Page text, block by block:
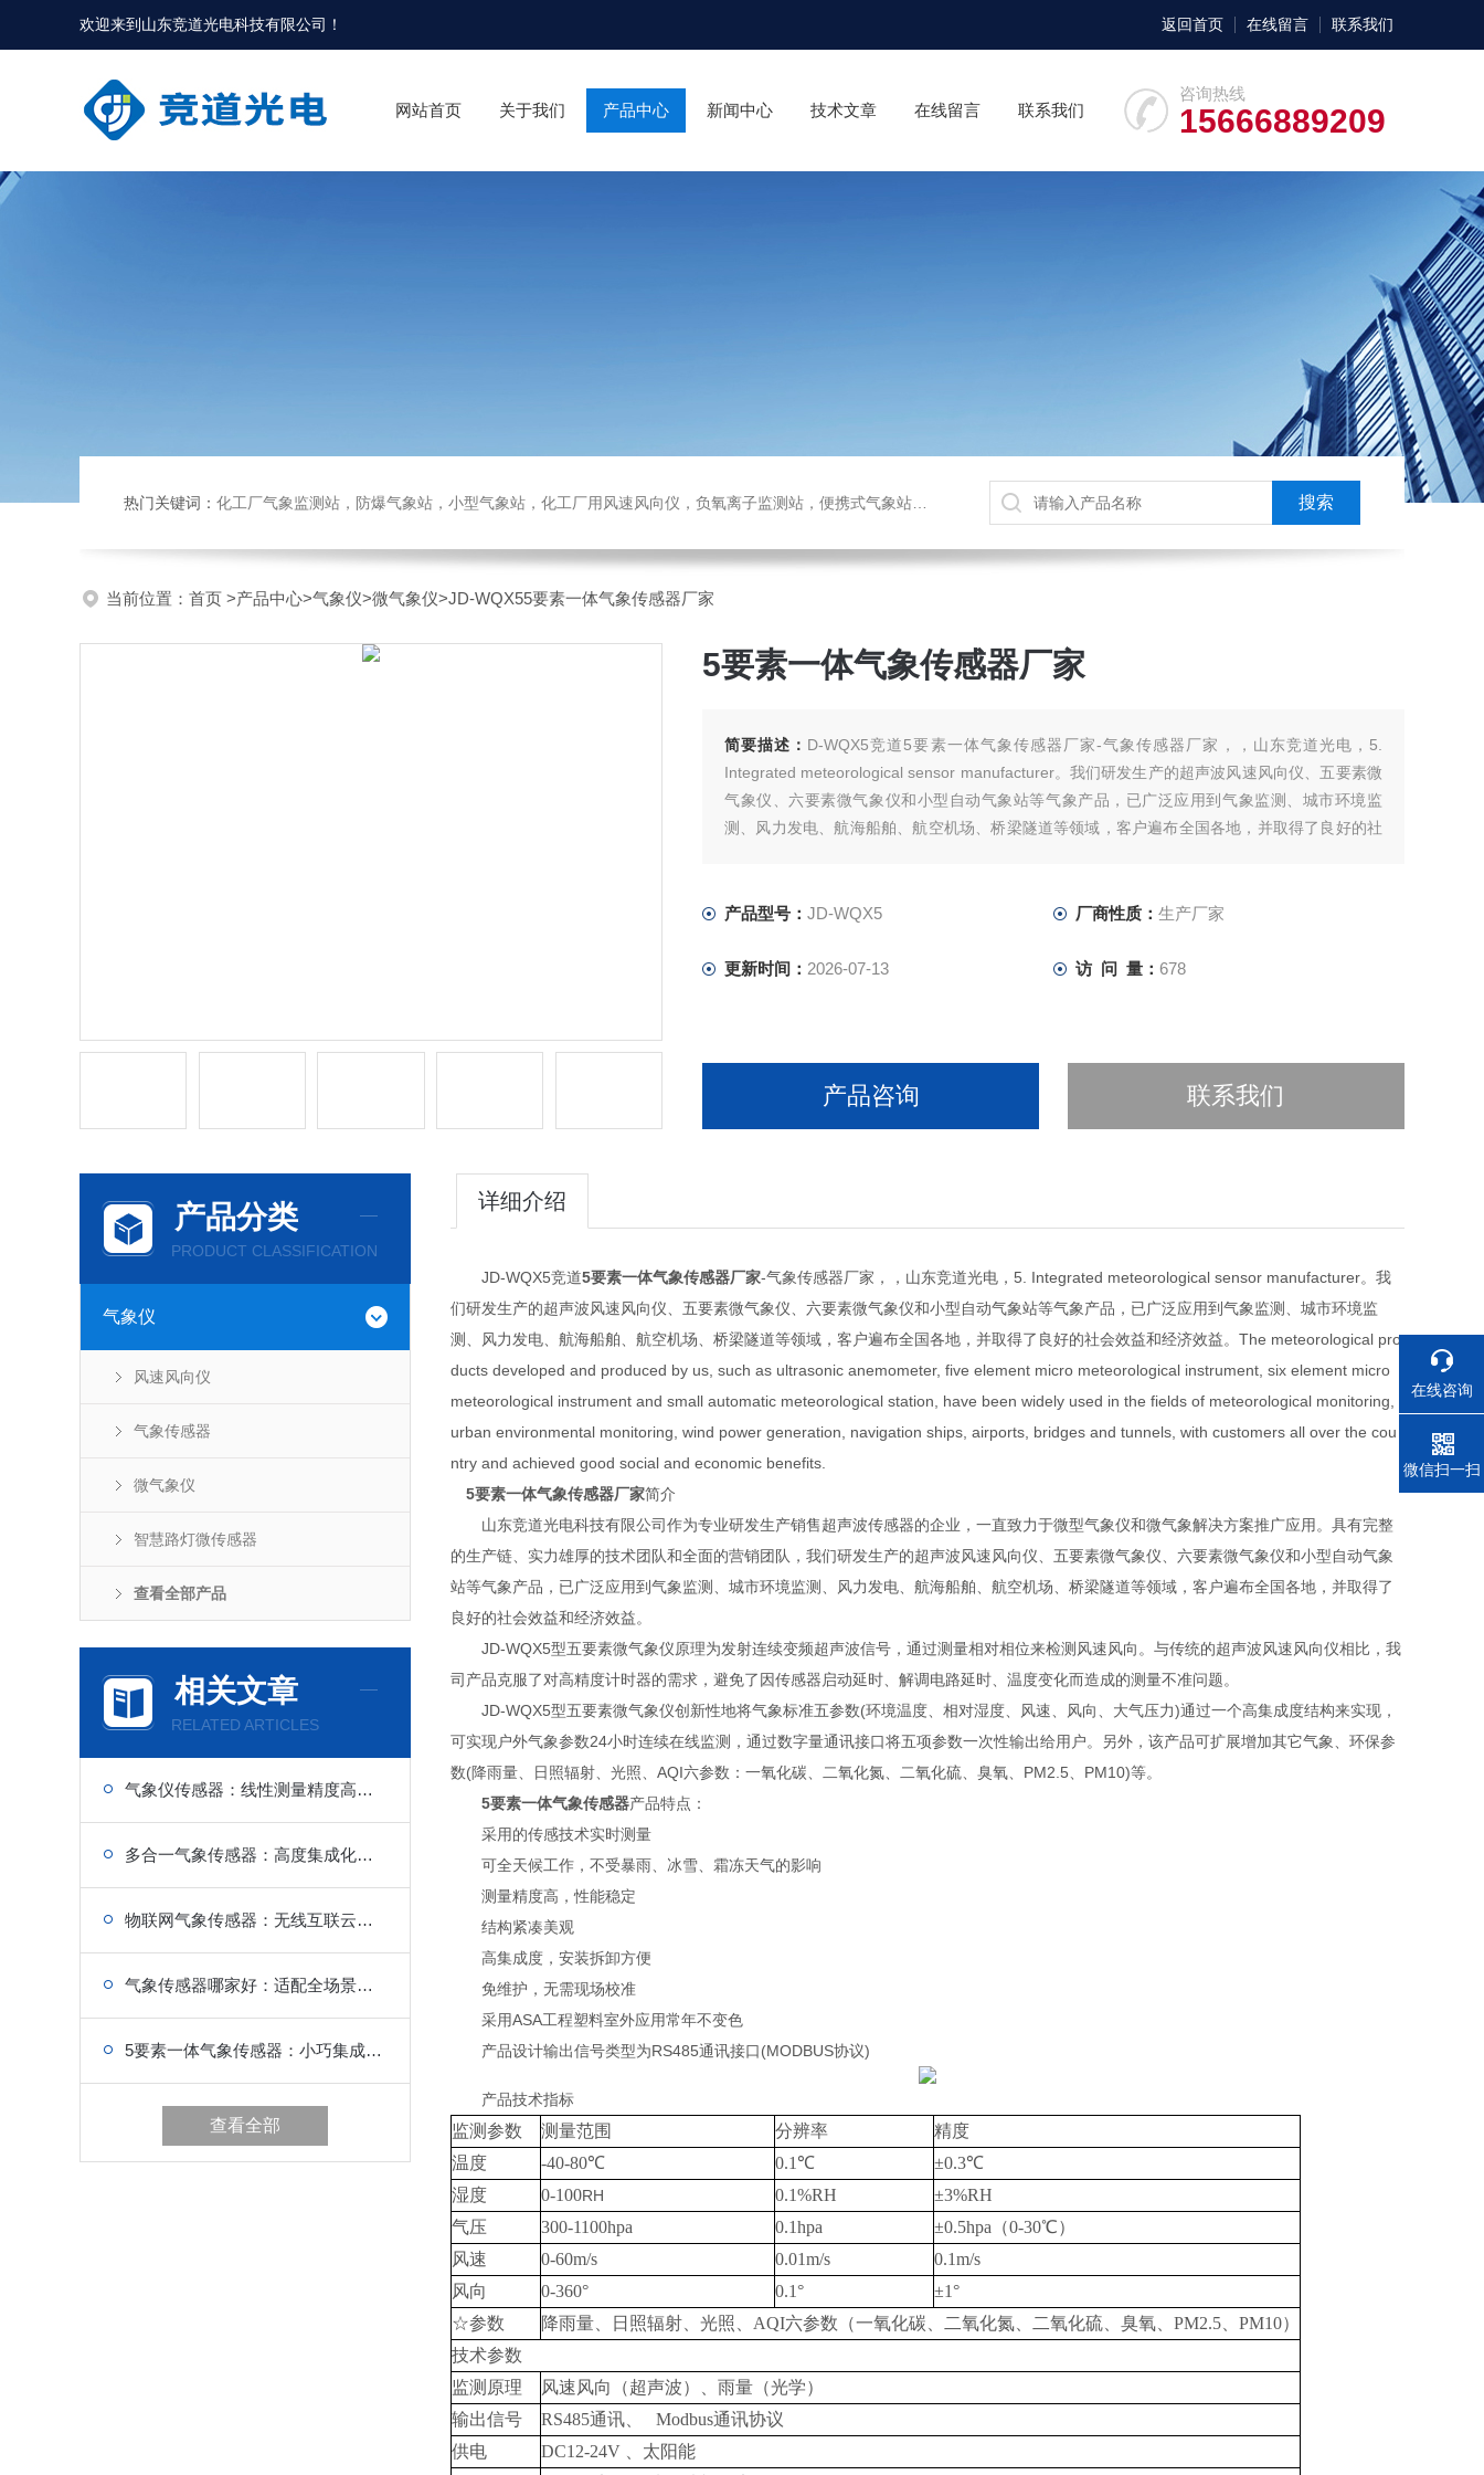
欢迎来到 山东竞道光电科技有限公司 ！ 返回首页 在线留言 联系我们
咨询热线
15666889209
网站首页 关于我们 产品中心 新闻中心 技术文章 在线留言 联系我们
热门关键词： 化工厂气象监测站，防爆气象站，小型气象站，化工厂用风速风向仪，负氧离子监测站，便携式气象站，水位监测站
当前位置： 首页 >产品中心>气象仪>微气象仪>JD-WQX55要素一体气象传感器厂家
5要素一体气象传感器厂家
简要描述： D-WQX5竞道5要素一体气象传感器厂家-气象传感器厂家，，山东竞道光电，5.
Integrated meteorological sensor manufacturer。我们研发生产的超声波风速风向仪、五要素微
气象仪、六要素微气象仪和小型自动气象站等气象产品，已广泛应用到气象监测、城市环境监
测、风力发电、航海船舶、航空机场、桥梁隧道等领域，客户遍布全国各地，并取得了良好的社
产品型号： JD-WQX5 厂商性质： 生产厂家
更新时间： 2026-07-13 访 问 量： 678
产品咨询 联系我们
产品分类
PRODUCT CLASSIFICATION
气象仪
风速风向仪
气象传感器
微气象仪
智慧路灯微传感器
查看全部产品
相关文章
RELATED ARTICLES
气象仪传感器：线性测量精度高，数据误差小可信度高
多合一气象传感器：高度集成化设计，设备精简整洁
物联网气象传感器：无线互联云同步，智能监测不落地
气象传感器哪家好：适配全场景监测，数据采集快人一步
5要素一体气象传感器：小巧集成，五维气象数据全掌控
查看全部
详细介绍
JD-WQX5竞道5要素一体气象传感器厂家-气象传感器厂家，，山东竞道光电，5. Integrated meteorological sensor manufacturer。我
们研发生产的超声波风速风向仪、五要素微气象仪、六要素微气象仪和小型自动气象站等气象产品，已广泛应用到气象监测、城市环境监
测、风力发电、航海船舶、航空机场、桥梁隧道等领域，客户遍布全国各地，并取得了良好的社会效益和经济效益。The meteorological pro
ducts developed and produced by us, such as ultrasonic anemometer, five element micro meteorological instrument, six element micro
meteorological instrument and small automatic meteorological station, have been widely used in the fields of meteorological monitoring,
urban environmental monitoring, wind power generation, navigation ships, airports, bridges and tunnels, with customers all over the cou
ntry and achieved good social and economic benefits.
5要素一体气象传感器厂家简介
山东竞道光电科技有限公司作为专业研发生产销售超声波传感器的企业，一直致力于微型气象仪和微气象解决方案推广应用。具有完整
的生产链、实力雄厚的技术团队和全面的营销团队，我们研发生产的超声波风速风向仪、五要素微气象仪、六要素微气象仪和小型自动气象
站等气象产品，已广泛应用到气象监测、城市环境监测、风力发电、航海船舶、航空机场、桥梁隧道等领域，客户遍布全国各地，并取得了
良好的社会效益和经济效益。
JD-WQX5型五要素微气象仪原理为发射连续变频超声波信号，通过测量相对相位来检测风速风向。与传统的超声波风速风向仪相比，我
司产品克服了对高精度计时器的需求，避免了因传感器启动延时、解调电路延时、温度变化而造成的测量不准问题。
JD-WQX5型五要素微气象仪创新性地将气象标准五参数(环境温度、相对湿度、风速、风向、大气压力)通过一个高集成度结构来实现，
可实现户外气象参数24小时连续在线监测，通过数字量通讯接口将五项参数一次性输出给用户。另外，该产品可扩展增加其它气象、环保参
数(降雨量、日照辐射、光照、AQI六参数：一氧化碳、二氧化氮、二氧化硫、臭氧、PM2.5、PM10)等。
5要素一体气象传感器产品特点：
采用的传感技术实时测量
可全天候工作，不受暴雨、冰雪、霜冻天气的影响
测量精度高，性能稳定
结构紧凑美观
高集成度，安装拆卸方便
免维护，无需现场校准
采用ASA工程塑料室外应用常年不变色
产品设计输出信号类型为RS485通讯接口(MODBUS协议)
产品技术指标
监测参数 测量范围 分辨率
精度
温度
-40-80℃ 0.1℃
±0.3℃
湿度
0-100RH 0.1%RH
±3%RH
气压
300-1100hpa 0.1hpa
±0.5hpa（0-30℃）
风速
0-60m/s 0.01m/s
0.1m/s
风向
0-360° 0.1° ±1 °
☆参数
降雨量、日照辐射、光照、AQI六参数（一氧化碳、二氧化氮、二氧化硫、臭氧、PM2.5、PM10）
技术参数
监测原理
风速风向（超声波）、雨量（光学）
输出信号
RS485通讯、 Modbus通讯协议
供电
DC12-24V 、太阳能
在线咨询
电话
微信扫一扫